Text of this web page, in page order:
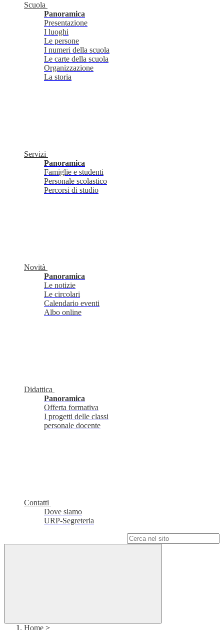
Scuola
Panoramica
Presentazione
I luoghi
Le persone
I numeri della scuola
Le carte della scuola
Organizzazione
La storia
Servizi
Panoramica
Famiglie e studenti
Personale scolastico
Percorsi di studio
Novità
Panoramica
Le notizie
Le circolari
Calendario eventi
Albo online
Didattica
Panoramica
Offerta formativa
I progetti delle classi
personale docente
Contatti
Dove siamo
URP-Segreteria
Home >